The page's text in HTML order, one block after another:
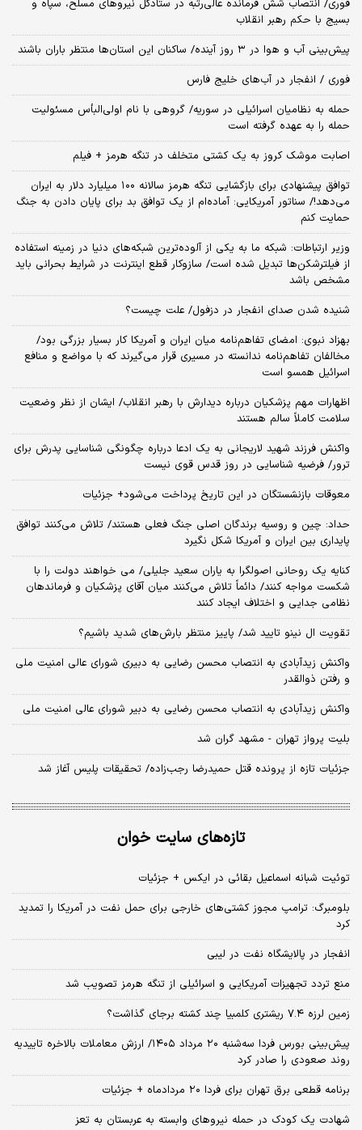
فوری/ انتصاب شش فرمانده عالی‌رتبه در ستادکل نیروهای مسلح، سپاه و
بسیج با حکم رهبر انقلاب
پیش‌بینی آب و هوا در ۳ روز آینده/ ساکنان این استان‌ها منتظر باران باشند
فوری / انفجار در آب‌های خلیج فارس
حمله به نظامیان اسرائیلی در سوریه/ گروهی با نام اولی‌البأس مسئولیت
حمله را به عهده گرفته است
اصابت موشک کروز به یک کشتی متخلف در تنگه هرمز + فیلم
توافق پیشنهادی برای بازگشایی تنگه هرمز سالانه ۱۰۰ میلیارد دلار به ایران
می‌دهد!/ سناتور آمریکایی: آماده‌ام از یک توافق بد برای پایان دادن به جنگ
حمایت کنم
وزیر ارتباطات: شبکه ما به یکی از آلوده‌ترین شبکه‌های دنیا در زمینه استفاده
از فیلترشکن‌ها تبدیل شده است/ سازوکار قطع اینترنت در شرایط بحرانی باید
مشخص باشد
شنیده شدن صدای انفجار در دزفول/ علت چیست؟
بهزاد نبوی: امضای تفاهم‌نامه میان ایران و آمریکا کار بسیار بزرگی بود/
مخالفان تفاهم‌نامه ندانسته در مسیری قرار می‌گیرند که با مواضع و منافع
اسرائیل همسو است
اظهارات مهم پزشکیان درباره دیدارش با رهبر انقلاب/ ایشان از نظر وضعیت
سلامت کاملاً سالم هستند
واکنش فرزند شهید لاریجانی به یک ادعا درباره چگونگی شناسایی پدرش برای
ترور/ فرضیه شناسایی در روز قدس قوی نیست
معوقات بازنشستگان در این تاریخ پرداخت می‌شود+ جزئیات
حداد: چین و روسیه برندگان اصلی جنگ فعلی هستند/ تلاش می‌کنند توافق
پایداری بین ایران و آمریکا شکل نگیرد
کنایه یک روحانی اصولگرا به یاران سعید جلیلی/ می خواهند دولت را با
شکست مواجه کنند/ دائماً تلاش می‌کنند میان آقای پزشکیان و فرماندهان
نظامی جدایی و اختلاف ایجاد کنند
تقویت ال نینو تایید شد/ پاییز منتظر بارش‌های شدید باشیم؟
واکنش زیدآبادی به انتصاب محسن رضایی به دبیری شورای عالی امنیت ملی
و رفتن ذوالقدر
واکنش زیدآبادی به انتصاب محسن رضایی به دبیر شورای عالی امنیت ملی
بلیت پرواز تهران - مشهد گران شد
جزئیات تازه از پرونده قتل حمیدرضا رجب‌زاده/ تحقیقات پلیس آغاز شد
تازه‌های سایت خوان
توئیت شبانه اسماعیل بقائی در ایکس + جزئیات
بلومبرگ: ترامپ مجوز کشتی‌های خارجی برای حمل نفت در آمریکا را تمدید
کرد
انفجار در پالایشگاه نفت در لیبی
منع تردد تجهیزات آمریکایی و اسرائیلی از تنگه هرمز تصویب شد
زمین لرزه ۷.۴ ریشتری کلمبیا چند کشته برجای گذاشت؟
پیش‌بینی بورس فردا سه‌شنبه ۲۰ مرداد ۱۴۰۵/ ارزش معاملات بالاخره تاییدیه
روند صعودی را صادر کرد
برنامه قطعی برق تهران برای فردا ۲۰ مردادماه + جزئیات
شهادت یک کودک در حمله نیروهای وابسته به عربستان به تعز